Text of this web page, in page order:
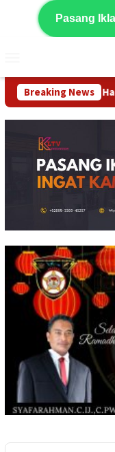
Pasang
Mobile
Breaking News
Denboguard Hadir